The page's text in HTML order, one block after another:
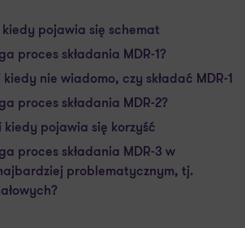
kiedy pojawia się schemat
proces składania MDR-1?
kiedy nie wiadomo, czy składać MDR-1
proces składania MDR-2?
kiedy pojawia się korzyść
proces składania MDR-3 w
problematycznym, tj.